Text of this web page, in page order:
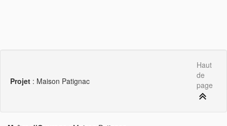
Projet : Maison Patignac
Haut
de
page